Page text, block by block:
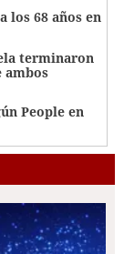
los 68 años en
terminaron
ambos
People en